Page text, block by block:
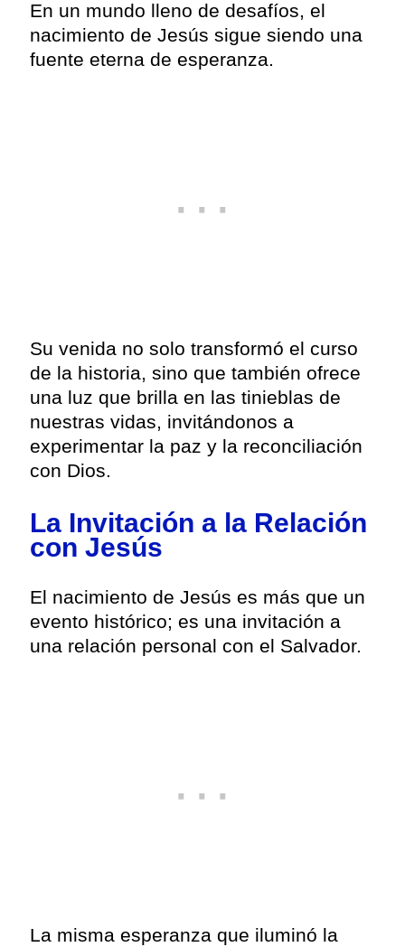
En un mundo lleno de desafíos, el
nacimiento de Jesús sigue siendo una
fuente eterna de esperanza.
Su venida no solo transformó el curso
de la historia, sino que también ofrece
una luz que brilla en las tinieblas de
nuestras vidas, invitándonos a
experimentar la paz y la reconciliación
con Dios.
La Invitación a la Relación
con Jesús
El nacimiento de Jesús es más que un
evento histórico; es una invitación a
una relación personal con el Salvador.
La misma esperanza que iluminó la